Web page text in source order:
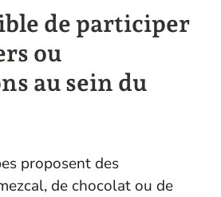
de participer
ou
au sein du
proposent des
de chocolat ou de